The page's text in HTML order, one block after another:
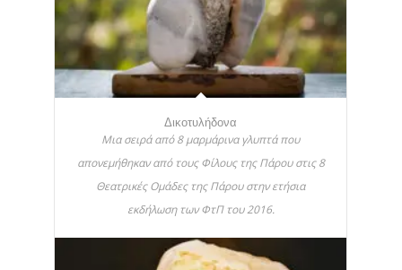
Δικοτυλήδονα
Μια σειρά από 8 μαρμάρινα γλυπτά που
απονεμήθηκαν από τους Φίλους της Πάρου στις 8
Θεατρικές Ομάδες της Πάρου στην ετήσια
εκδήλωση των ΦτΠ του 2016.